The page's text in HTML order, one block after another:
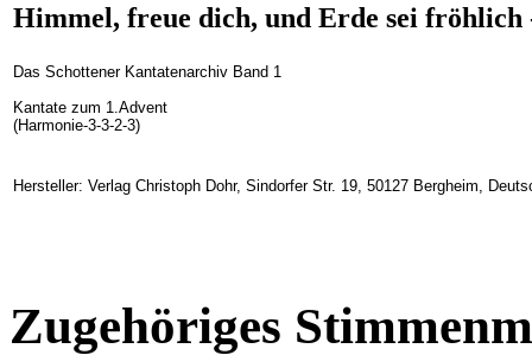
Himmel, freue dich, und Erde sei fröhlich
Das Schottener Kantatenarchiv Band 1
Kantate zum 1.Advent
(Harmonie-3-3-2-3)
Hersteller: Verlag Christoph Dohr, Sindorfer Str. 19, 50127 Bergheim,
Zugehöriges